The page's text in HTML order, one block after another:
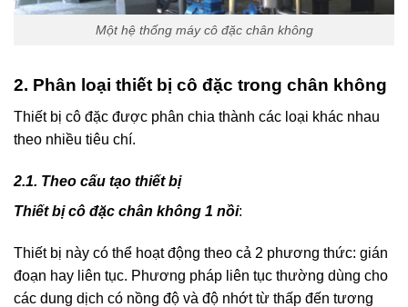
Một hệ thống máy cô đặc chân không
2. Phân loại thiết bị cô đặc trong chân không
Thiết bị cô đặc được phân chia thành các loại khác nhau
theo nhiều tiêu chí.
2.1. Theo cấu tạo thiết bị
Thiết bị cô đặc chân không 1 nồi:
Thiết bị này có thể hoạt động theo cả 2 phương thức: gián
đoạn hay liên tục. Phương pháp liên tục thường dùng cho
các dung dịch có nồng độ và độ nhớt từ thấp đến tương